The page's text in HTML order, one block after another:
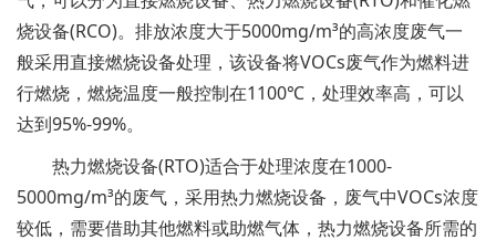
烧设备(RCO)。排放浓度大于5000mg/m³的高浓度废气一
般采用直接燃烧设备处理，该设备将VOCs废气作为燃料进
行燃烧，燃烧温度一般控制在1100℃，处理效率高，可以
达到95%-99%。
热力燃烧设备(RTO)适合于处理浓度在1000-
5000mg/m³的废气，采用热力燃烧设备，废气中VOCs浓度
较低，需要借助其他燃料或助燃气体，热力燃烧设备所需的